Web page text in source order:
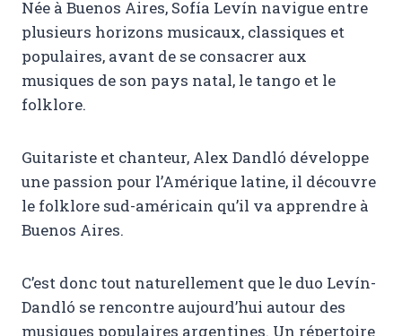
Née à Buenos Aires, Sofía Levín navigue entre
plusieurs horizons musicaux, classiques et
populaires, avant de se consacrer aux
musiques de son pays natal, le tango et le
folklore.
Guitariste et chanteur, Alex Dandló développe
une passion pour l’Amérique latine, il découvre
le folklore sud-américain qu’il va apprendre à
Buenos Aires.
C’est donc tout naturellement que le duo Levín-
Dandló se rencontre aujourd’hui autour des
musiques populaires argentines. Un répertoire